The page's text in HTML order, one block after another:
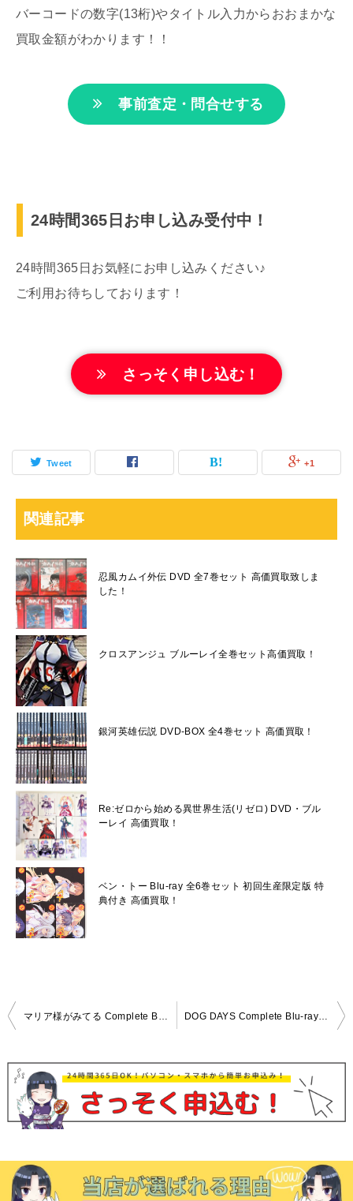
バーコードの数字(13桁)やタイトル入力からおおまかな
買取金額がわかります！！
事前査定・問合せする
24時間365日お申し込み受付中！
24時間365日お気軽にお申し込みください♪
ご利用お待ちしております！
さっそく申し込む！
Tweet +1
関連記事
忍風カムイ外伝 DVD 全7巻セット 高価買取致しま
した！
クロスアンジュ ブルーレイ全巻セット高価買取！
銀河英雄伝説 DVD-BOX 全4巻セット 高価買取！
Re:ゼロから始める異世界生活(リゼロ) DVD・ブル
ーレイ 高価買取！
ベン・トー Blu-ray 全6巻セット 初回生産限定版 特
典付き 高価買取！
投
ナ
ゲ
シ
ョ
マリア様がみてる Complete Blu-ray BOX 高価買取！ DOG DAYS Complete Blu-ray Disc BOX 高価買取致しました！